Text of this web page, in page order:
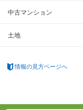
中古マンション
土地
情報の見方ページへ